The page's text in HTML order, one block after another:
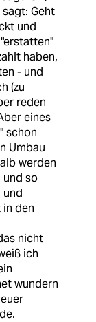
Geht
und
haben,
- und
(zu
reden
eines
schon
Umbau
werden
und so
und
den
nicht
ich
wundern